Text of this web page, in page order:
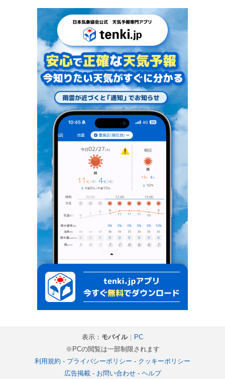
表示： モバイル｜ PC
※PCの閲覧は一部制限されます
利用規約 - プライバシーポリシー - クッキーポリシー
広告掲載- お問い合わせ- ヘルプ